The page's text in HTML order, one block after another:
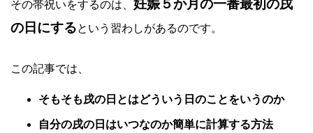
その帯祝いをするのは、 妊娠５か月の一番最初の戌
の日にするという習わしがあるのです。
この記事では、
そもそも戌の日とはどういう日のことをいうのか
自分の戌の日はいつなのか簡単に計算する方法